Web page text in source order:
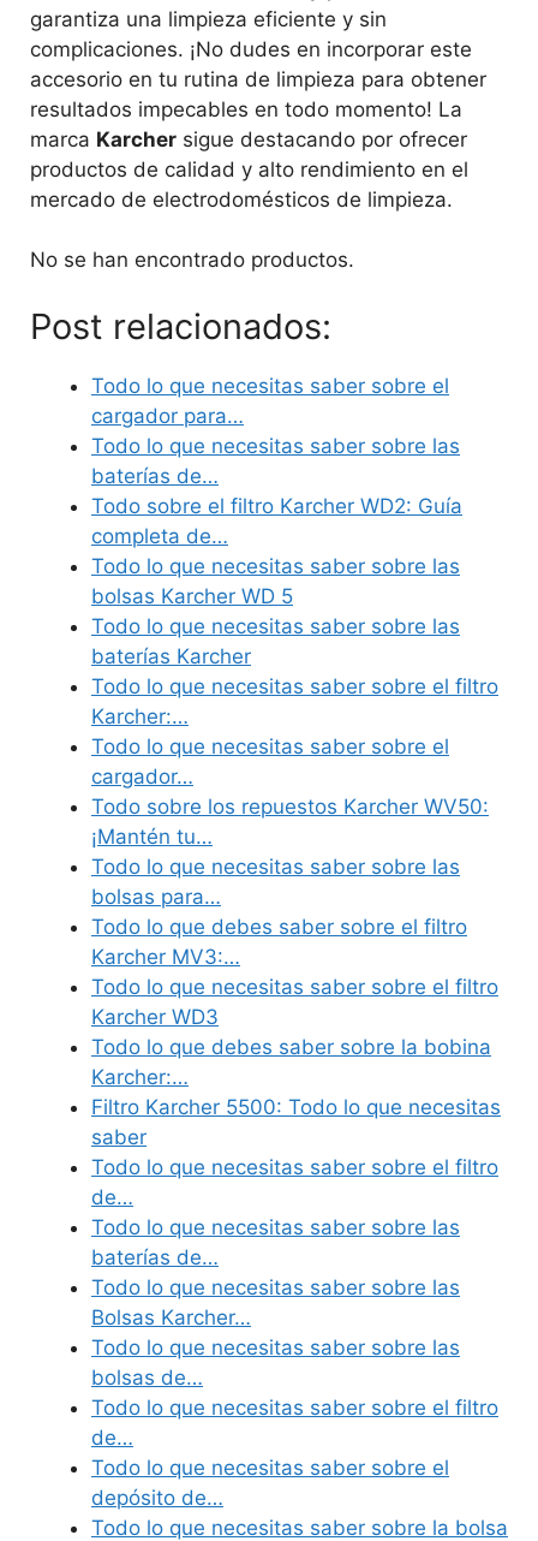
garantiza una limpieza eficiente y sin
complicaciones. ¡No dudes en incorporar este
accesorio en tu rutina de limpieza para obtener
resultados impecables en todo momento! La
marca Karcher sigue destacando por ofrecer
productos de calidad y alto rendimiento en el
mercado de electrodomésticos de limpieza.
No se han encontrado productos.
Post relacionados:
Todo lo que necesitas saber sobre el
cargador para…
Todo lo que necesitas saber sobre las
baterías de…
Todo sobre el filtro Karcher WD2: Guía
completa de…
Todo lo que necesitas saber sobre las
bolsas Karcher WD 5
Todo lo que necesitas saber sobre las
baterías Karcher
Todo lo que necesitas saber sobre el filtro
Karcher:…
Todo lo que necesitas saber sobre el
cargador…
Todo sobre los repuestos Karcher WV50:
¡Mantén tu…
Todo lo que necesitas saber sobre las
bolsas para…
Todo lo que debes saber sobre el filtro
Karcher MV3:…
Todo lo que necesitas saber sobre el filtro
Karcher WD3
Todo lo que debes saber sobre la bobina
Karcher:…
Filtro Karcher 5500: Todo lo que necesitas
saber
Todo lo que necesitas saber sobre el filtro
de…
Todo lo que necesitas saber sobre las
baterías de…
Todo lo que necesitas saber sobre las
Bolsas Karcher…
Todo lo que necesitas saber sobre las
bolsas de…
Todo lo que necesitas saber sobre el filtro
de…
Todo lo que necesitas saber sobre el
depósito de…
Todo lo que necesitas saber sobre la bolsa